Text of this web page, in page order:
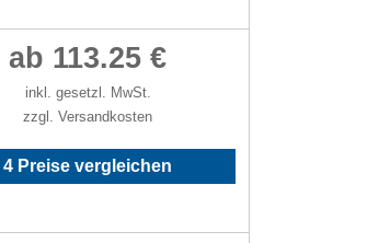
ab 113.25 €
inkl. gesetzl. MwSt.
zzgl. Versandkosten
4 Preise vergleichen